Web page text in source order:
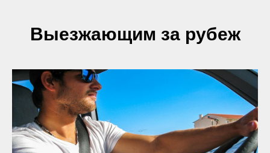
Выезжающим за рубеж